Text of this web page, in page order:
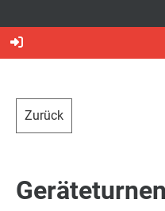
Zurück